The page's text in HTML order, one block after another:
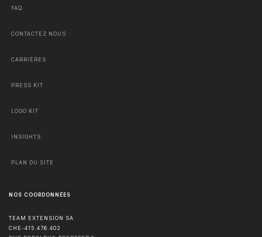
FAQ
CONTACTEZ NOUS
CARRIÈRES
PRESS KIT
LOGO KIT
INSIGHTS
PLAN DU SITE
NOS COORDONNÉES
TEAM EXTENSION SA
CHE-415.476.402